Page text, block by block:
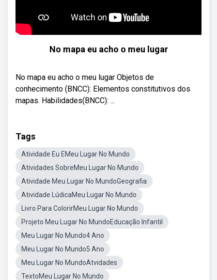
No mapa eu acho o meu lugar
No mapa eu acho o meu lugar Objetos de
conhecimento (BNCC): Elementos constitutivos dos
mapas. Habilidades(BNCC): ...
Tags
Atividade Eu EMeu Lugar No Mundo
Atividades SobreMeu Lugar No Mundo
Atividade Meu Lugar No MundoGeografia
Atividade LúdicaMeu Lugar No Mundo
Livro Para ColorirMeu Lugar No Mundo
Projeto Meu Lugar No MundoEducação Infantil
Meu Lugar No Mundo4 Ano
Meu Lugar No Mundo5 Ano
Meu Lugar No MundoAtvidades
TextoMeu Lugar No Mundo